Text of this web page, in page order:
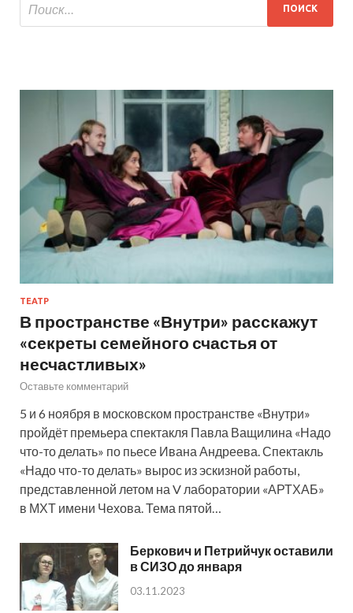
ТЕАТР
В пространстве «Внутри» расскажут
«секреты семейного счастья от
несчастливых»
Оставьте комментарий
5 и 6 ноября в московском пространстве «Внутри»
пройдёт премьера спектакля Павла Ващилина «Надо
что-то делать» по пьесе Ивана Андреева. Спектакль
«Надо что-то делать» вырос из эскизной работы,
представленной летом на V лаборатории «АРТХАБ»
в МХТ имени Чехова. Тема пятой…
Беркович и Петрийчук оставили
в СИЗО до января
03.11.2023